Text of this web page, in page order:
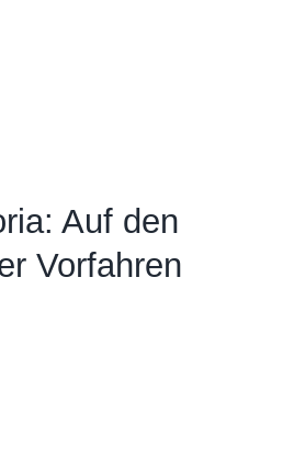
Auf den
Vorfahren